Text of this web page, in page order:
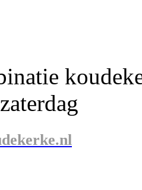
zaterdag